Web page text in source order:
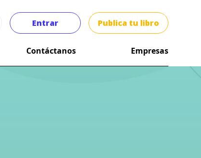
Entrar Publica tu libro
Contáctanos Empresas